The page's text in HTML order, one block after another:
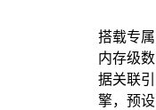
搭载专属
内存级数
据关联引
擎，预设